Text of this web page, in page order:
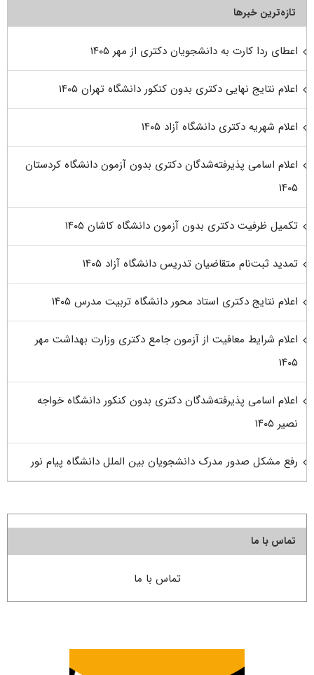
تازه‌ترین خبرها
اعطای ردا کارت به دانشجویان دکتری از مهر ۱۴۰۵
اعلام نتایج نهایی دکتری بدون کنکور دانشگاه تهران ۱۴۰۵
اعلام شهریه دکتری دانشگاه آزاد ۱۴۰۵
اعلام اسامی پذیرفته‌شدگان دکتری بدون آزمون دانشگاه کردستان
۱۴۰۵
تکمیل ظرفیت دکتری بدون آزمون دانشگاه کاشان ۱۴۰۵
تمدید ثبت‌نام متقاضیان تدریس دانشگاه آزاد ۱۴۰۵
اعلام نتایج دکتری استاد محور دانشگاه تربیت مدرس ۱۴۰۵
اعلام شرایط معافیت از آزمون جامع دکتری وزارت بهداشت مهر
۱۴۰۵
اعلام اسامی پذیرفته‌شدگان دکتری بدون کنکور دانشگاه خواجه
نصیر ۱۴۰۵
رفع مشکل صدور مدرک دانشجویان بین الملل دانشگاه پیام نور
تماس با ما
تماس با ما